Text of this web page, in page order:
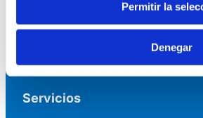
Permitir la
Denegar
Quienes somos
Fundaciones Asociadas
Servicios